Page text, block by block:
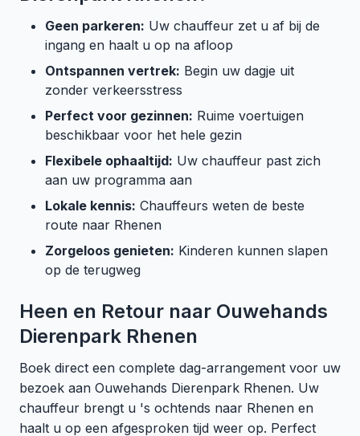
Geen parkeren: Uw chauffeur zet u af bij de
ingang en haalt u op na afloop
Ontspannen vertrek: Begin uw dagje uit
zonder verkeersstress
Perfect voor gezinnen: Ruime voertuigen
beschikbaar voor het hele gezin
Flexibele ophaaltijd: Uw chauffeur past zich
aan uw programma aan
Lokale kennis: Chauffeurs weten de beste
route naar Rhenen
Zorgeloos genieten: Kinderen kunnen slapen
op de terugweg
Heen en Retour naar Ouwehands
Dierenpark Rhenen
Boek direct een complete dag-arrangement voor uw
bezoek aan Ouwehands Dierenpark Rhenen. Uw
chauffeur brengt u 's ochtends naar Rhenen en
haalt u op een afgesproken tijd weer op. Perfect